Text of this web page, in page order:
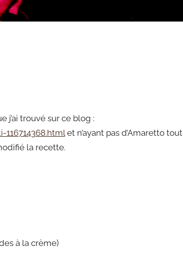
j’ai trouvé sur ce blog :
et n’ayant pas d’Amaretto tout
la recette.
à la crème)